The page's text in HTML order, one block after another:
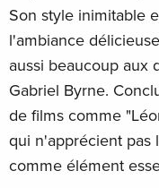
Son style inimitable
l'ambiance
aussi beaucoup aux
Gabriel Byrne.
de films comme
qui n'apprécient pas
comme élément